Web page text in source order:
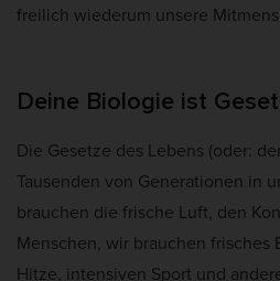
freilich wiederum unsere
Deine Biologie ist
Die Gesetze des Lebens (oder:
Tausenden von Generationen in
brauchen die frische Luft, den
Menschen, wir brauchen frisches
Hitze, intensiven Sport und